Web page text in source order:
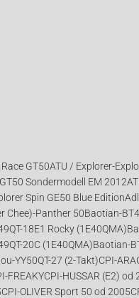
GT50ATU / Explorer-
Sondermodell EM
Spin GE50 Blue
Chee)-Panther 50Baotian-
18E1 Rocky
20C (1E40QMA)Baotian-
YY50QT-27 (2-Takt)CPI-
FREAKYCPI-HUSSAR (E2)
OLIVER Sport 50 od